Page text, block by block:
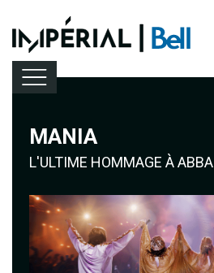
Programmation
Location de salle
Infos pratiques
MANIA
L'ULTIME HOMMAGE À ABBA